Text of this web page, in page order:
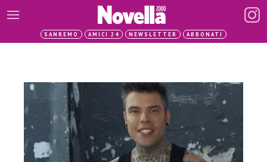
SANREMO AMICI 24 NEWSLETTER ABBONATI